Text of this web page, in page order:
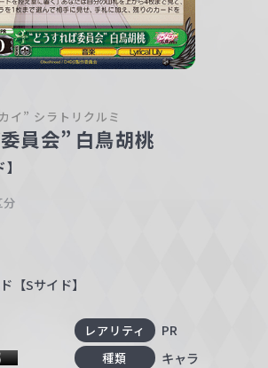
イ” シラトリクルミ
員会” 白鳥胡桃
分
【Sサイド】
レアリティ PR
種類 キャラ